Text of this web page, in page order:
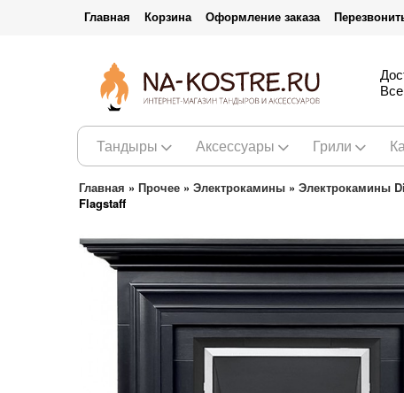
Главная Корзина Оформление заказа
Тандыры Аксессуары Грили
Главная » Прочее » Электрокамины » Электрокамины
Flagstaff